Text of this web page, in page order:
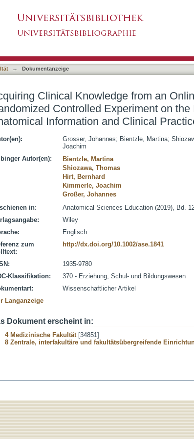
of Integrating Anatomical Information
→ Dokumentanzeige
Clinical Knowledge from an
Controlled Experiment on
Information and Clinical
Grosser, Johannes; Bientzle, Martina;
Joachim
Autor(en):
Bientzle, Martina
Shiozawa, Thomas
Hirt, Bernhard
Kimmerle, Joachim
Großer, Johannes
in:
Anatomical Sciences Education (2019), Bd.
Wiley
Englisch
zum
http://dx.doi.org/10.1002/ase.1841
1935-9780
Klassifikation:
370 - Erziehung, Schul- und Bildungswesen
Wissenschaftlicher Artikel
Langanzeige
Dokument erscheint in:
4 Medizinische Fakultät[34851]
8 Zentrale, interfakultäre und fakultätsübergreifende